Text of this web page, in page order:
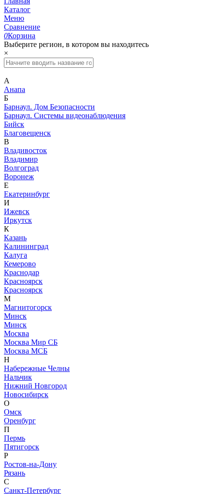
Каталог
Меню
Сравнение
0Корзина
Выберите регион, в котором вы находитесь
×
А
Анапа
Б
Барнаул. Дом Безопасности
Барнаул. Системы видеонаблюдения
Бийск
Благовещенск
В
Владивосток
Владимир
Волгоград
Воронеж
Е
Екатеринбург
И
Ижевск
Иркутск
К
Казань
Калининград
Калуга
Кемерово
Краснодар
Красноярск
Красноярск
М
Магнитогорск
Минск
Минск
Москва
Москва Мир СБ
Москва МСБ
Н
Набережные Челны
Нальчик
Нижний Новгород
Новосибирск
О
Омск
Оренбург
П
Пермь
Пятигорск
Р
Ростов-на-Дону
Рязань
С
Санкт-Петербург